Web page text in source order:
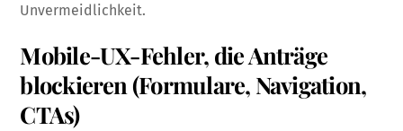
Unvermeidlichkeit.
Mobile-UX-Fehler, die Anträge
blockieren (Formulare, Navigation,
CTAs)